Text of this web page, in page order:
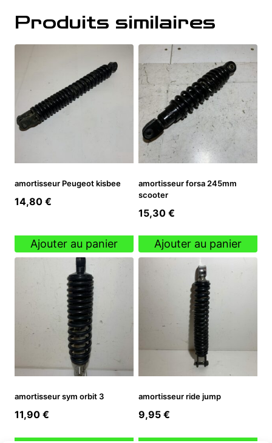
Produits similaires
amortisseur Peugeot kisbee
14,80 €
Ajouter au panier
amortisseur forsa 245mm
scooter
15,30 €
Ajouter au panier
amortisseur sym orbit 3
11,90 €
amortisseur ride jump
9,95 €